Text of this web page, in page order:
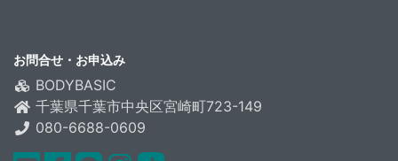
お問合せ・お申込み
BODYBASIC
千葉県千葉市中央区宮崎町723-149
080-6688-0609